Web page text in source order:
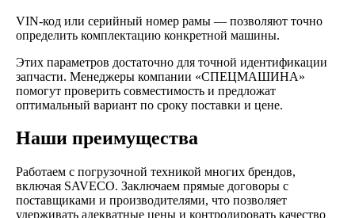
VIN-код или серийный номер рамы — позволяют точно
определить комплектацию конкретной машины.
Этих параметров достаточно для точной идентификации
запчасти. Менеджеры компании «СПЕЦМАШИНА»
помогут проверить совместимость и предложат
оптимальный вариант по сроку поставки и цене.
Наши преимущества
Работаем с погрузочной техникой многих брендов,
включая SAVECO. Заключаем прямые договоры с
поставщиками и производителями, что позволяет
удерживать адекватные цены и контролировать качество